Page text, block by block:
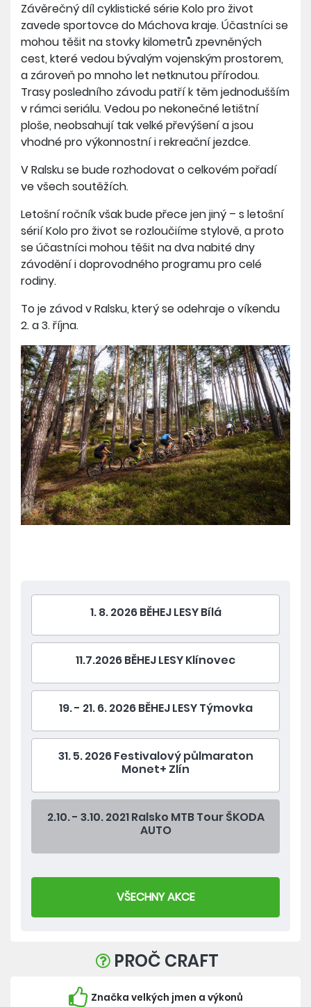
1. 8. 2026 BĚHEJ LESY Bílá
11.7.2026 BĚHEJ LESY Klínovec
19. - 21. 6. 2026 BĚHEJ LESY Týmovka
31. 5. 2026 Festivalový půlmaraton
Monet+ Zlín
2.10. - 3.10. 2021 Ralsko MTB Tour ŠKODA
AUTO
VŠECHNY AKCE
Závěrečný díl cyklistické série Kolo pro život
zavede sportovce do Máchova kraje. Účastníci se
mohou těšit na stovky kilometrů zpevněných
cest, které vedou bývalým vojenským prostorem,
a zároveň po mnoho let netknutou přírodou.
Trasy posledního závodu patří k těm jednodušším
v rámci seriálu. Vedou po nekonečné letištní
ploše, neobsahují tak velké převýšení a jsou
vhodné pro výkonnostní i rekreační jezdce.
V Ralsku se bude rozhodovat o celkovém pořadí
ve všech soutěžích.
Letošní ročník však bude přece jen jiný – s letošní
sérií Kolo pro život se rozloučiíme stylově, a proto
se účastníci mohou těšit na dva nabité dny
závodění i doprovodného programu pro celé
rodiny.
To je závod v Ralsku, který se odehraje o víkendu
2. a 3. října.
PROČ CRAFT
Značka velkých jmen a výkonů